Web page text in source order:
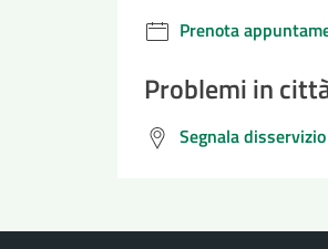
Prenota
Problemi in
Segnala disservizio